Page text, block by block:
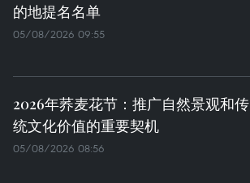
的地提名名单
05/08/2026 09:55
2026年荞麦花节：推广自然景观和传
统文化价值的重要契机
05/08/2026 08:56